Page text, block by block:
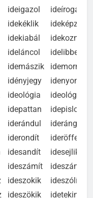
idehalkul
idehelyez
ideigazol
ideírogat
idekéklik
ideképzel
idekiabál
idekozmál
ideláncol
idelibben
idemászik
idemormol
idényjegy
idenyomul
ideológia
ideológus
idepattan
idepislog
iderándul
iderángat
iderondít
ideröffen
idesandít
idesejlik
ideszámít
ideszámol
ideszokik
ideszólít